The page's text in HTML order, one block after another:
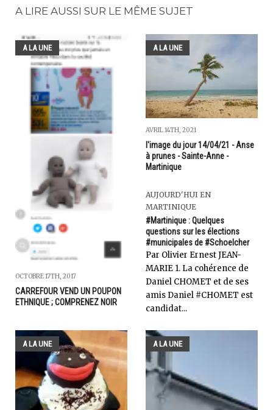
A LIRE AUSSI SUR LE MÊME SUJET
A LA UNE
OCTOBRE 17TH, 2017
CARREFOUR VEND UN POUPON
ETHNIQUE ; COMPRENEZ NOIR
A LA UNE
AVRIL 14TH, 2021
l'image du jour 14/04/21 - Anse
à prunes - Sainte-Anne -
Martinique
AUJOURD'HUI EN
MARTINIQUE
#Martinique : Quelques
questions sur les élections
#municipales de #Schoelcher
Par Olivier Ernest JEAN-
MARIE 1. La cohérence de
Daniel CHOMET et de ses
amis Daniel #CHOMET est
candidat...
A LA UNE A LA UNE